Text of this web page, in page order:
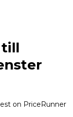
till